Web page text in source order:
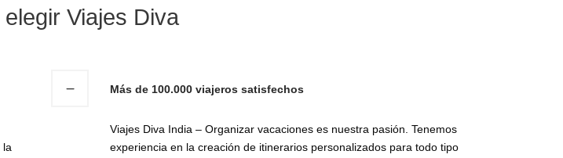
Viajes Diva
la
Más de 100.000 viajeros satisfechos
Viajes Diva India – Organizar vacaciones es nuestra pasión. Tenemos
experiencia en la creación de itinerarios personalizados para todo tipo